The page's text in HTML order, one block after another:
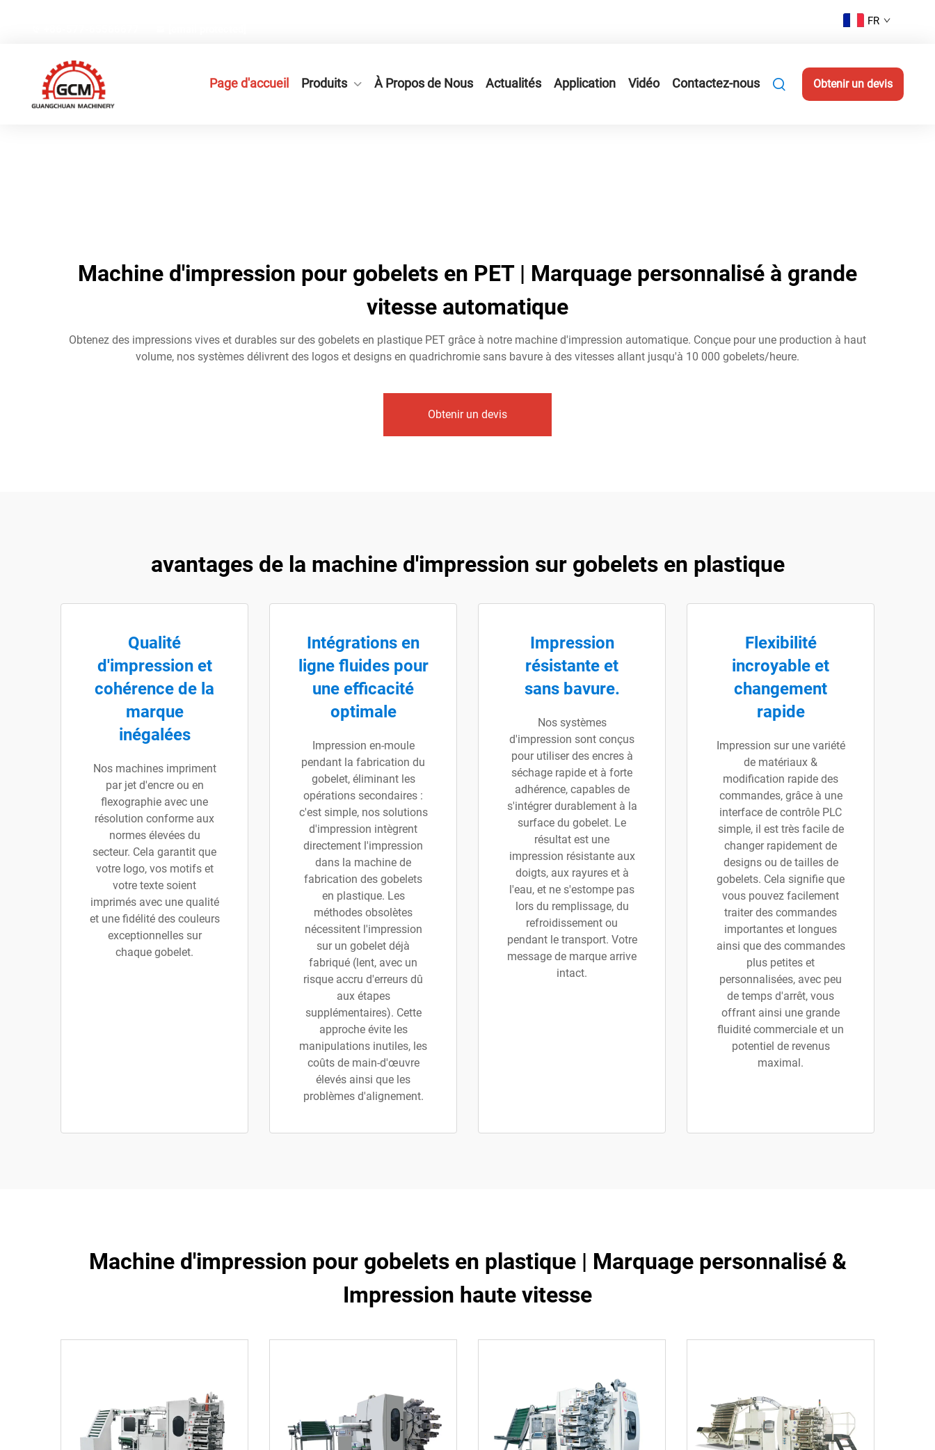
FR
Page d'accueil Produits À Propos de Nous Actualités Application Vidéo Contactez-nous Obtenir un devis
Machine d'impression pour gobelets en PET | Marquage personnalisé à grande
vitesse automatique
Obtenez des impressions vives et durables sur des gobelets en plastique PET grâce à notre machine d'impression automatique. Conçue pour une production à haut
volume, nos systèmes délivrent des logos et designs en quadrichromie sans bavure à des vitesses allant jusqu'à 10 000 gobelets/heure.
Obtenir un devis
avantages de la machine d'impression sur gobelets en plastique
Qualité
d'impression et
cohérence de la
marque
inégalées
Nos machines impriment
par jet d'encre ou en
flexographie avec une
résolution conforme aux
normes élevées du
secteur. Cela garantit que
votre logo, vos motifs et
votre texte soient
imprimés avec une qualité
et une fidélité des couleurs
exceptionnelles sur
chaque gobelet.
Intégrations en
ligne fluides pour
une efficacité
optimale
Impression en-moule
pendant la fabrication du
gobelet, éliminant les
opérations secondaires :
c'est simple, nos solutions
d'impression intègrent
directement l'impression
dans la machine de
fabrication des gobelets
en plastique. Les
méthodes obsolètes
nécessitent l'impression
sur un gobelet déjà
fabriqué (lent, avec un
risque accru d'erreurs dû
aux étapes
supplémentaires). Cette
approche évite les
manipulations inutiles, les
coûts de main-d'œuvre
élevés ainsi que les
problèmes d'alignement.
Impression
résistante et
sans bavure.
Nos systèmes
d'impression sont conçus
pour utiliser des encres à
séchage rapide et à forte
adhérence, capables de
s'intégrer durablement à la
surface du gobelet. Le
résultat est une
impression résistante aux
doigts, aux rayures et à
l'eau, et ne s'estompe pas
lors du remplissage, du
refroidissement ou
pendant le transport. Votre
message de marque arrive
intact.
Flexibilité
incroyable et
changement
rapide
Impression sur une variété
de matériaux &
modification rapide des
commandes, grâce à une
interface de contrôle PLC
simple, il est très facile de
changer rapidement de
designs ou de tailles de
gobelets. Cela signifie que
vous pouvez facilement
traiter des commandes
importantes et longues
ainsi que des commandes
plus petites et
personnalisées, avec peu
de temps d'arrêt, vous
offrant ainsi une grande
fluidité commerciale et un
potentiel de revenus
maximal.
Machine d'impression pour gobelets en plastique | Marquage personnalisé &
Impression haute vitesse